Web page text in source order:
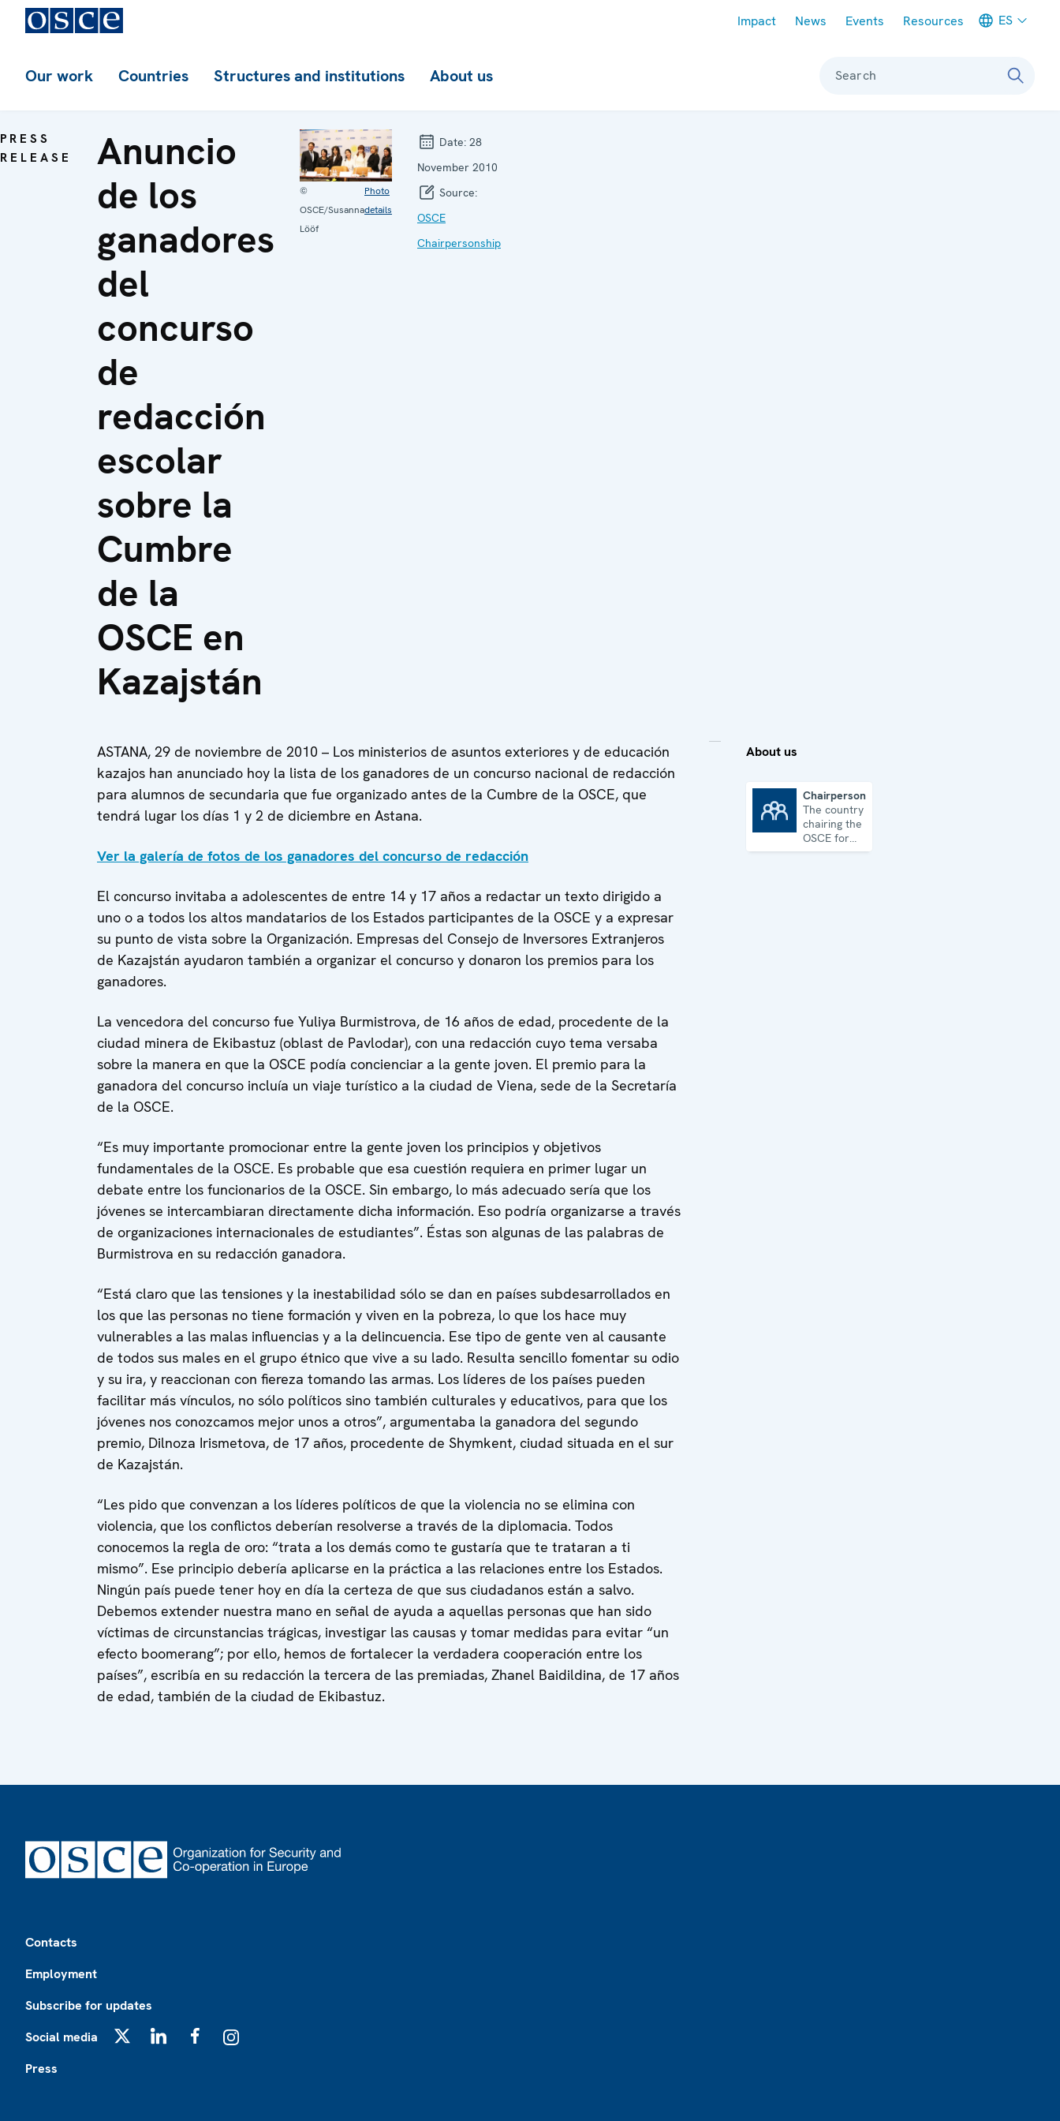
Impact News Events Resources ES
Our work Countries Structures and institutions About us Search
PRESS
RELEASE
Anuncio
de los
ganadores
del
concurso
de
redacción
escolar
sobre la
Cumbre
de la
OSCE en
Kazajstán
©
OSCE/Susanna
Lööf
Photo
details
Date: 28
November 2010
Source:
OSCE
Chairpersonship
ASTANA, 29 de noviembre de 2010 – Los ministerios de asuntos exteriores y de educación
kazajos han anunciado hoy la lista de los ganadores de un concurso nacional de redacción
para alumnos de secundaria que fue organizado antes de la Cumbre de la OSCE, que
tendrá lugar los días 1 y 2 de diciembre en Astana.
Ver la galería de fotos de los ganadores del concurso de redacción
El concurso invitaba a adolescentes de entre 14 y 17 años a redactar un texto dirigido a
uno o a todos los altos mandatarios de los Estados participantes de la OSCE y a expresar
su punto de vista sobre la Organización. Empresas del Consejo de Inversores Extranjeros
de Kazajstán ayudaron también a organizar el concurso y donaron los premios para los
ganadores.
La vencedora del concurso fue Yuliya Burmistrova, de 16 años de edad, procedente de la
ciudad minera de Ekibastuz (oblast de Pavlodar), con una redacción cuyo tema versaba
sobre la manera en que la OSCE podía concienciar a la gente joven. El premio para la
ganadora del concurso incluía un viaje turístico a la ciudad de Viena, sede de la Secretaría
de la OSCE.
“Es muy importante promocionar entre la gente joven los principios y objetivos
fundamentales de la OSCE. Es probable que esa cuestión requiera en primer lugar un
debate entre los funcionarios de la OSCE. Sin embargo, lo más adecuado sería que los
jóvenes se intercambiaran directamente dicha información. Eso podría organizarse a través
de organizaciones internacionales de estudiantes”. Éstas son algunas de las palabras de
Burmistrova en su redacción ganadora.
“Está claro que las tensiones y la inestabilidad sólo se dan en países subdesarrollados en
los que las personas no tiene formación y viven en la pobreza, lo que los hace muy
vulnerables a las malas influencias y a la delincuencia. Ese tipo de gente ven al causante
de todos sus males en el grupo étnico que vive a su lado. Resulta sencillo fomentar su odio
y su ira, y reaccionan con fiereza tomando las armas. Los líderes de los países pueden
facilitar más vínculos, no sólo políticos sino también culturales y educativos, para que los
jóvenes nos conozcamos mejor unos a otros”, argumentaba la ganadora del segundo
premio, Dilnoza Irismetova, de 17 años, procedente de Shymkent, ciudad situada en el sur
de Kazajstán.
“Les pido que convenzan a los líderes políticos de que la violencia no se elimina con
violencia, que los conflictos deberían resolverse a través de la diplomacia. Todos
conocemos la regla de oro: “trata a los demás como te gustaría que te trataran a ti
mismo”. Ese principio debería aplicarse en la práctica a las relaciones entre los Estados.
Ningún país puede tener hoy en día la certeza de que sus ciudadanos están a salvo.
Debemos extender nuestra mano en señal de ayuda a aquellas personas que han sido
víctimas de circunstancias trágicas, investigar las causas y tomar medidas para evitar “un
efecto boomerang”; por ello, hemos de fortalecer la verdadera cooperación entre los
países”, escribía en su redacción la tercera de las premiadas, Zhanel Baidildina, de 17 años
de edad, también de la ciudad de Ekibastuz.
About us
Chairpersonship
The country
chairing the
OSCE for
one year
Contacts
Employment
Subscribe for updates
Social media
Press